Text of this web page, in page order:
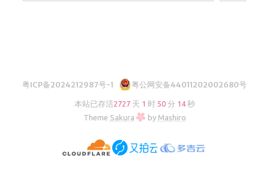
粤ICP备2024212987号-1 粤公网安备44011202002680号
本站已存活2727天 1 时 50分 15秒
Theme Sakura by Mashiro